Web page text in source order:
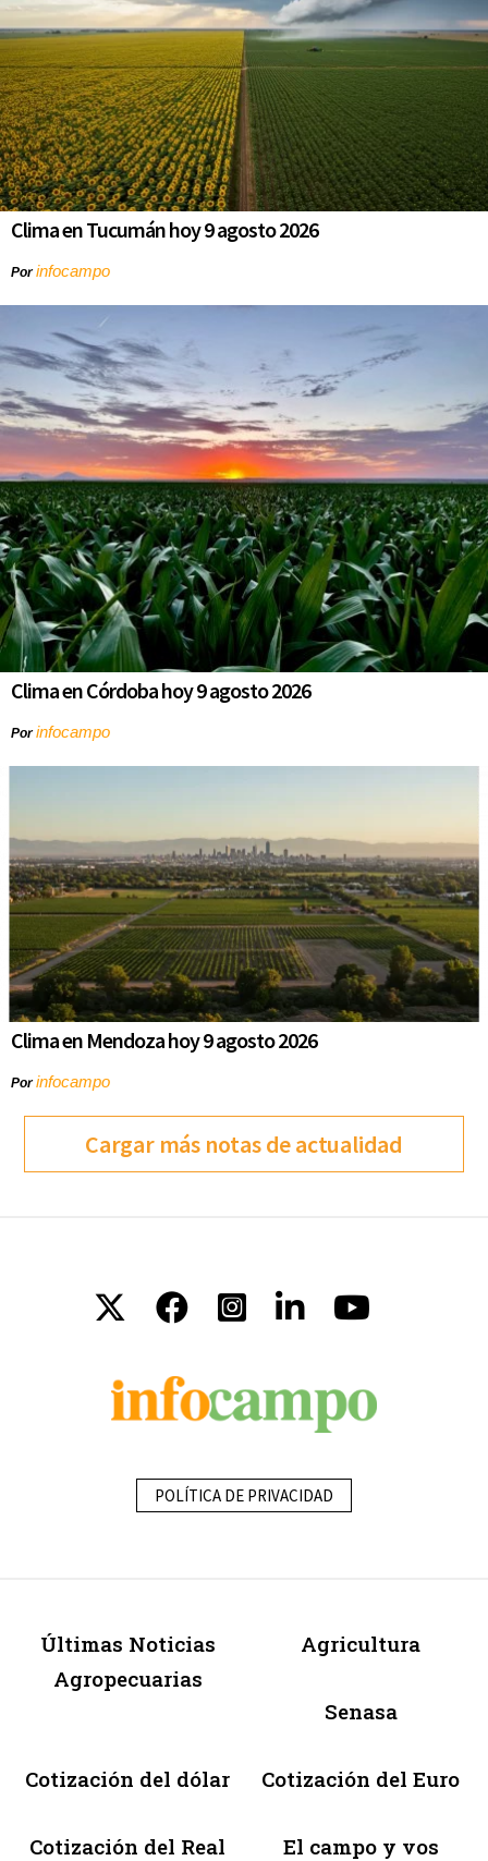
Clima en Tucumán hoy 9 agosto 2026
Porinfocampo
Clima en Córdoba hoy 9 agosto 2026
Porinfocampo
Clima en Mendoza hoy 9 agosto 2026
Porinfocampo
Cargar más notas de actualidad
POLÍTICA DE PRIVACIDAD
Últimas Noticias
Agropecuarias
Agricultura
Senasa
Cotización del dólar Cotización del Euro
Cotización del Real El campo y vos